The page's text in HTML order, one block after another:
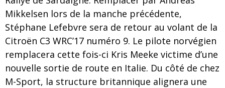
Mikkelsen lors de la manche précédente,
Stéphane Lefebvre sera de retour au volant de la
Citroën C3 WRC’17 numéro 9. Le pilote norvégien
remplacera cette fois-ci Kris Meeke victime d’une
nouvelle sortie de route en Italie. Du côté de chez
M-Sport, la structure britannique alignera une